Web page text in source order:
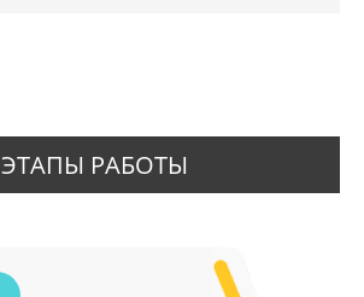
ЭТАПЫ РАБОТЫ